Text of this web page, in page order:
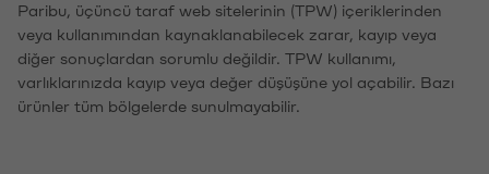
Paribu, üçüncü taraf web sitelerinin (TPW) içeriklerinden
veya kullanımından kaynaklanabilecek zarar, kayıp veya
diğer sonuçlardan sorumlu değildir. TPW kullanımı,
varlıklarınızda kayıp veya değer düşüşüne yol açabilir. Bazı
ürünler tüm bölgelerde sunulmayabilir.